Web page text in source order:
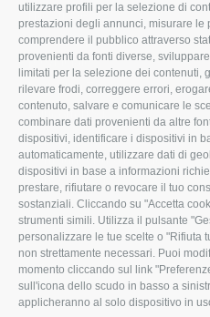
utilizzare profili per la selezione di
prestazioni degli annunci, misurare le
comprendere il pubblico attraverso
provenienti da fonti diverse,
limitati per la selezione dei contenuti,
rilevare frodi, correggere errori,
contenuto, salvare e comunicare le
combinare dati provenienti da altre
dispositivi, identificare i dispositivi in
automaticamente, utilizzare dati di
dispositivi in base a informazioni
prestare, rifiutare o revocare il tuo
sostanziali. Cliccando su "Accetta
strumenti simili. Utilizza il pulsante
personalizzare le tue scelte o "Rifiuta
non strettamente necessari. Puoi
momento cliccando sul link
sull'icona dello scudo in basso a
applicheranno al solo dispositivo in
I Nostri Servizi
Uffici della Sede
provinciale
Le Sedi di Zona
Agricoltori S.r.l.
Whistleblowing
Confagricoltura Rovigo e
Agricoltori srl